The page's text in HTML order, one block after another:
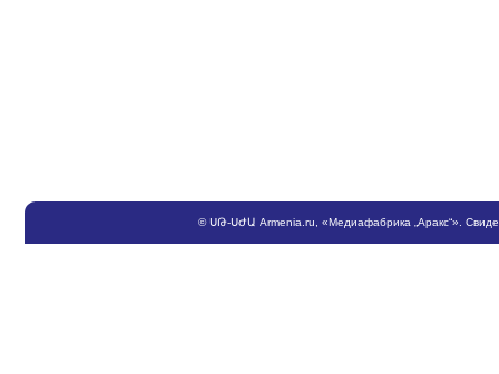
©ՍԹ-ՍԺԱ Armenia.ru , «Медиафабрика „Аракс“».